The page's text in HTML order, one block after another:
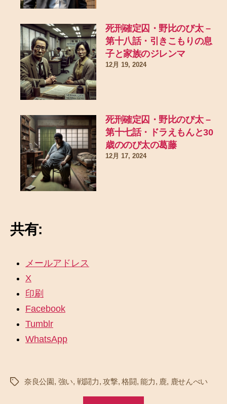
死刑確定囚・野比のび太 –
第十八話・引きこもりの息
子と家族のジレンマ
12月 19, 2024
死刑確定囚・野比のび太 –
第十七話・ドラえもんと30
歳ののび太の葛藤
12月 17, 2024
共有:
メールアドレス
X
印刷
Facebook
Tumblr
WhatsApp
タ
奈良公園, 強い, 戦闘力,攻撃,格闘,能力, 鹿, 鹿せんべい